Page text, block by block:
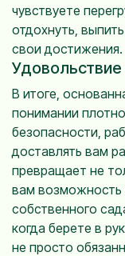
чувствуете
отдохнуть,
свои достижения.
В итоге,
понимании
безопасности,
доставлять вам
превращает не
вам возможность
собственного
когда берете в
не просто